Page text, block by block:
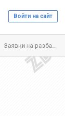
Войти на сайт
Заявки на разбан